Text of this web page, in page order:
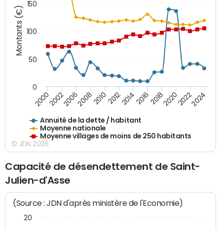
Montants (€)
Annuité de la dette / habitant
Moyenne nationale
Moyenne villages de moins de 250 habitants
200020022006200820102012201420162018202020222024
0
50
100
150
© JDN 2026
Capacité de désendettement de Saint-
Julien-d'Asse
(Source : JDN d'après ministère de l'Economie)
20